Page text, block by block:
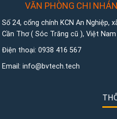
VĂN PHÒNG CHI
Số 24, cổng chính KCN An Nghiệp,
Cần Thơ ( Sóc Trăng cũ ), Việt Nam
Điện thoại: 0938 416 567
Email: info@bvtech.tech